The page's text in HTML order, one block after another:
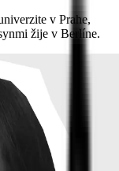
v Prahe,
žije v Berlíne.